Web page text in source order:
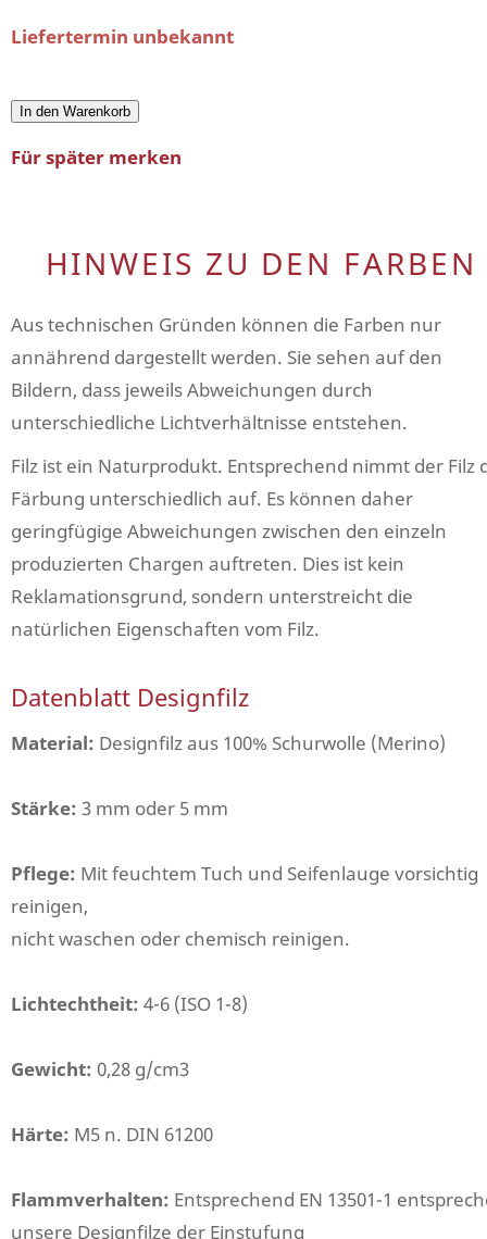
Liefertermin unbekannt
In den Warenkorb
Für später merken
HINWEIS ZU DEN FARBEN
Aus technischen Gründen können die Farben nur
annährend dargestellt werden. Sie sehen auf den
Bildern, dass jeweils Abweichungen durch
unterschiedliche Lichtverhältnisse entstehen.
Filz ist ein Naturprodukt. Entsprechend nimmt der Filz
Färbung unterschiedlich auf. Es können daher
geringfügige Abweichungen zwischen den einzeln
produzierten Chargen auftreten. Dies ist kein
Reklamationsgrund, sondern unterstreicht die
natürlichen Eigenschaften vom Filz.
Datenblatt Designfilz
Material: Designfilz aus 100% Schurwolle (Merino)
Stärke: 3 mm oder 5 mm
Pflege: Mit feuchtem Tuch und Seifenlauge vorsichtig
reinigen,
nicht waschen oder chemisch reinigen.
Lichtechtheit: 4-6 (ISO 1-8)
Gewicht: 0,28 g/cm3
Härte: M5 n. DIN 61200
Flammverhalten: Entsprechend EN 13501-1
unsere Designfilze der Einstufung